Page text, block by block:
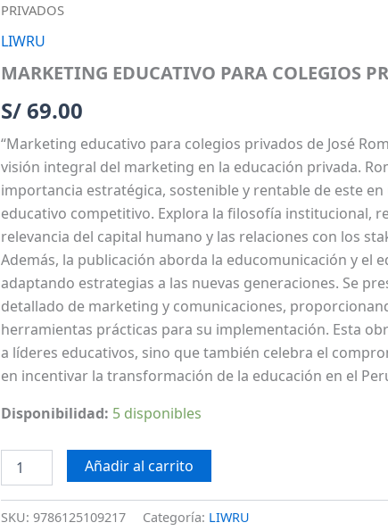
PRIVADOS
LIWRU
MARKETING EDUCATIVO PARA COLEGIOS
S/69.00
“Marketing educativo para colegios privados de José
visión integral del marketing en la educación privada.
importancia estratégica, sostenible y rentable de este
educativo competitivo. Explora la filosofía institucional,
relevancia del capital humano y las relaciones con los
Además, la publicación aborda la educomunicación y el
adaptando estrategias a las nuevas generaciones. Se
detallado de marketing y comunicaciones,
herramientas prácticas para su implementación. Esta
a líderes educativos, sino que también celebra el
en incentivar la transformación de la educación en el
Disponibilidad: 5 disponibles
PARA
COLEGIOS
cantidad
Añadir al carrito
SKU: 9786125109217 Categoría: LIWRU